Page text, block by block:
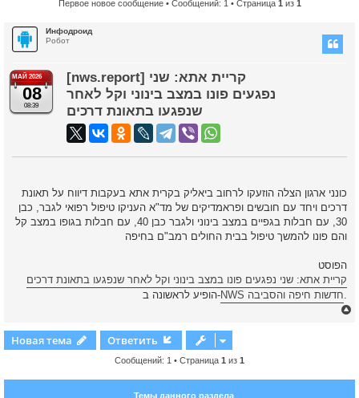
Первое новое сообщение• Сообщений: 1 • Страница 1 из 1
Инфодроид
Робот
МАЙ 2026
08
08:39
[nws.report] קריית אתא: שני
נפגעים פונו במצב בינוני וקל לאחר
שנפגעו בתאונת דרכים
כונני ארגון הצלה הוזעקו לרחוב ביאליק בקרית אתא בעקבות דיווח על תאונת
דרכים ויחד עם חובשים ופראמדיקים של מד"א העניקו טיפול רפואי לגבר, כבן
30, עם חבלות בגפיים במצב בינוני ולגבר כבן 40, עם חבלות בגופו במצב קל
והם פונו להמשך טיפול בבית החולים רמב"ם בחיפה
הפוסט
קריית אתא: שני נפגעים פונו במצב בינוני וקל לאחר שנפגעו בתאונת דרכים
הופיע לראשונה ב-
NWS חדשות חיפה והסביבה.
т
Новая тема Ответить
Сообщений: 1 • Страница 1 из 1
Темы данного раздела